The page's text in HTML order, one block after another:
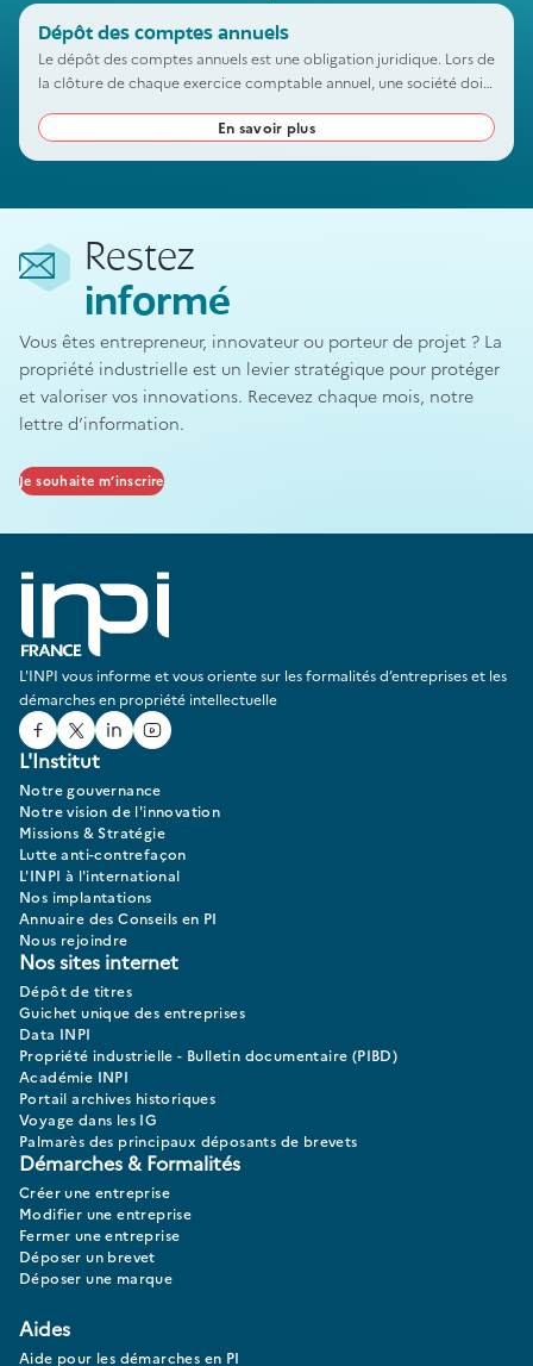
Dépôt des comptes annuels
Le dépôt des comptes annuels est une obligation juridique. Lors de
la clôture de chaque exercice comptable annuel, une société doit
dont elle dépend pour en garantir la transparence.
En savoir plus
Restez
informé
Vous êtes entrepreneur, innovateur ou porteur de projet ? La
propriété industrielle est un levier stratégique pour protéger
et valoriser vos innovations. Recevez chaque mois, notre
lettre d’information.
Je souhaite m’inscrire
L'INPI vous informe et vous oriente sur les formalités d’entreprises et les
démarches en propriété intellectuelle
Facebook
TwitterLinked In
Youtube
L'Institut
Notre gouvernance
Notre vision de l'innovation
Missions & Stratégie
Lutte anti-contrefaçon
L'INPI à l'international
Nos implantations
Annuaire des Conseils en PI
Nous rejoindre
Nos sites internet
Dépôt de titres
Guichet unique des entreprises
Data INPI
Propriété industrielle - Bulletin documentaire (PIBD)
Académie INPI
Portail archives historiques
Voyage dans les IG
Palmarès des principaux déposants de brevets
Démarches & Formalités
Créer une entreprise
Modifier une entreprise
Fermer une entreprise
Déposer un brevet
Déposer une marque
Aides
Aide pour les démarches en PI